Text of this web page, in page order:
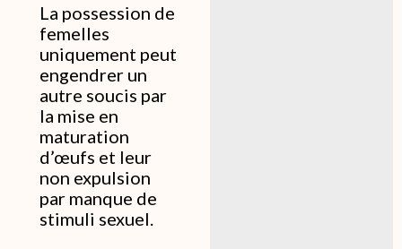
La possession de
femelles
uniquement peut
engendrer un
autre soucis par
la mise en
maturation
d’œufs et leur
non expulsion
par manque de
stimuli sexuel.